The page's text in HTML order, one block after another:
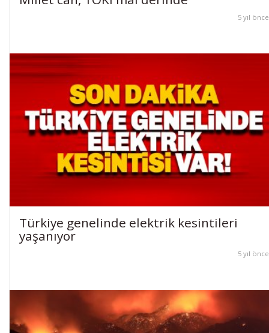
5 yıl önce
Türkiye genelinde elektrik kesintileri
yaşanıyor
5 yıl önce